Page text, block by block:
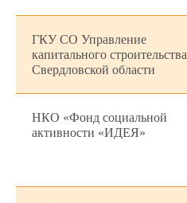
ГКУ СО Управление
капитального строительства
Свердловской области
НКО «Фонд социальной
активности «ИДЕЯ»